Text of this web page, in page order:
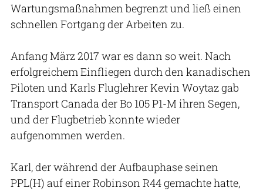
Wartungsmaßnahmen begrenzt und ließ einen
schnellen Fortgang der Arbeiten zu.
Anfang März 2017 war es dann so weit. Nach
erfolgreichem Einfliegen durch den kanadischen
Piloten und Karls Fluglehrer Kevin Woytaz gab
Transport Canada der Bo 105 P1-M ihren Segen,
und der Flugbetrieb konnte wieder
aufgenommen werden.
Karl, der während der Aufbauphase seinen
PPL(H) auf einer Robinson R44 gemachte hatte,